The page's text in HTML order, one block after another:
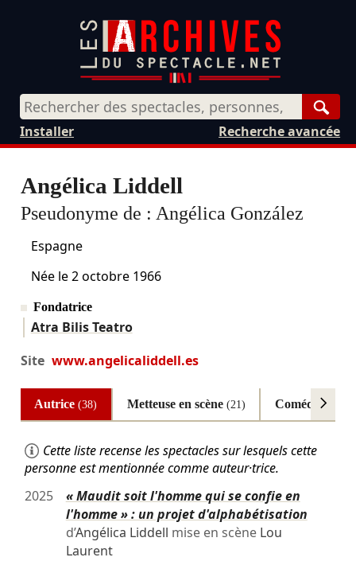
Recherche avancée
Installer
Angélica Liddell
Pseudonyme de : Angélica González
Espagne
Née le2 octobre 1966
Fondatrice
Atra Bilis Teatro
Site www.angelicaliddell.es
Autrice(38) Metteuse en scène (21) Comédienne
Cette liste recense les spectacles sur lesquels cette
personne est mentionnée comme auteur·trice.
2025
« Maudit soit l'homme qui se confie en
l'homme » : un projet d'alphabétisation
d’Angélica Liddell mise en scène Lou
Laurent